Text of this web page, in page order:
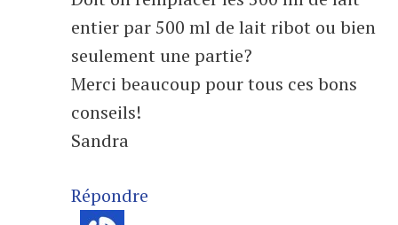
entier par 500 ml de lait ribot ou bien
seulement une partie?
Merci beaucoup pour tous ces bons
conseils!
Sandra
Répondre